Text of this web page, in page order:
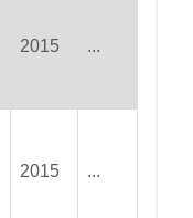
2015 ...
2015 ...